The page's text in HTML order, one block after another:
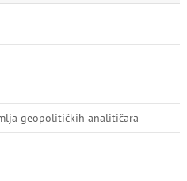
geopolitičkih analitičara